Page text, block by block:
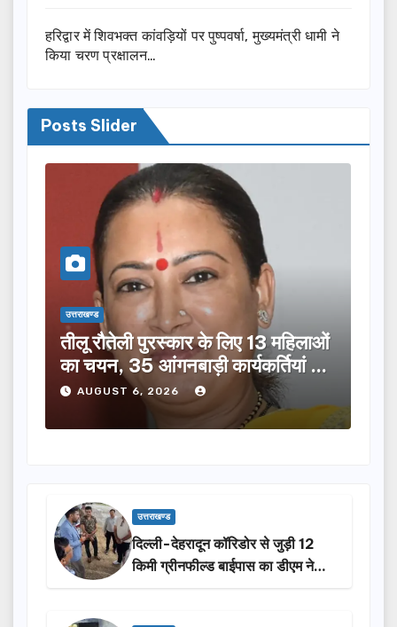
हरिद्वार में शिवभक्त कांवड़ियों पर पुष्पवर्षा, मुख्यमंत्री धामी ने
किया चरण प्रक्षालन…
Posts Slider
उत्तराखण्ड
तीलू रौतेली पुरस्कार के लिए 13 महिलाओं
का चयन, 35 आंगनबाड़ी कार्यकर्तियां भी
होंगी सम्मानित…
AUGUST 6, 2026
उत्तराखण्ड
दिल्ली-देहरादून कॉरिडोर से जुड़ी 12
किमी ग्रीनफील्ड बाईपास का डीएम ने
किया निरीक्षण…